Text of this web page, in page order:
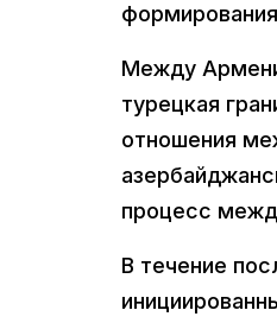
Между
турецкая
отношения
процесс
В течение